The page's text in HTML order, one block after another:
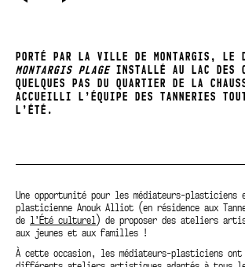
PORTÉ PAR LA VILLE DE MONTARGIS, LE
MONTARGIS PLAGEINSTALLÉ AU LAC DES
QUELQUES PAS DU QUARTIER DE LA
ACCUEILLI L’ÉQUIPE DES TANNERIES
L’ÉTÉ.
Une opportunité pour les médiateurs-
plasticienne Anouk Alliot (en résidence aux
de l’Été culturel) de proposer des ateliers
aux jeunes et aux familles !
À cette occasion, les médiateurs-plasticiens ont